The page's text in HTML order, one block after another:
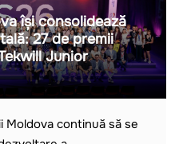
își consolidează
27 de premii
Junior
Moldova continuă să se